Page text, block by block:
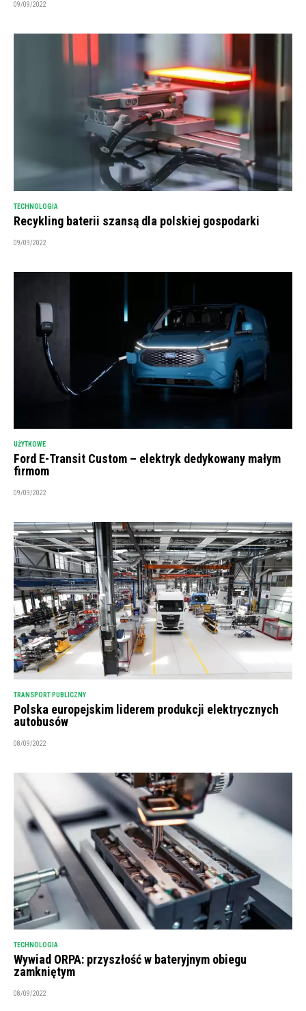
09/09/2022
TECHNOLOGIA
Recykling baterii szansą dla polskiej gospodarki
09/09/2022
UŻYTKOWE
Ford E-Transit Custom – elektryk dedykowany małym
firmom
09/09/2022
TRANSPORT PUBLICZNY
Polska europejskim liderem produkcji elektrycznych
autobusów
08/09/2022
TECHNOLOGIA
Wywiad ORPA: przyszłość w bateryjnym obiegu
zamkniętym
08/09/2022